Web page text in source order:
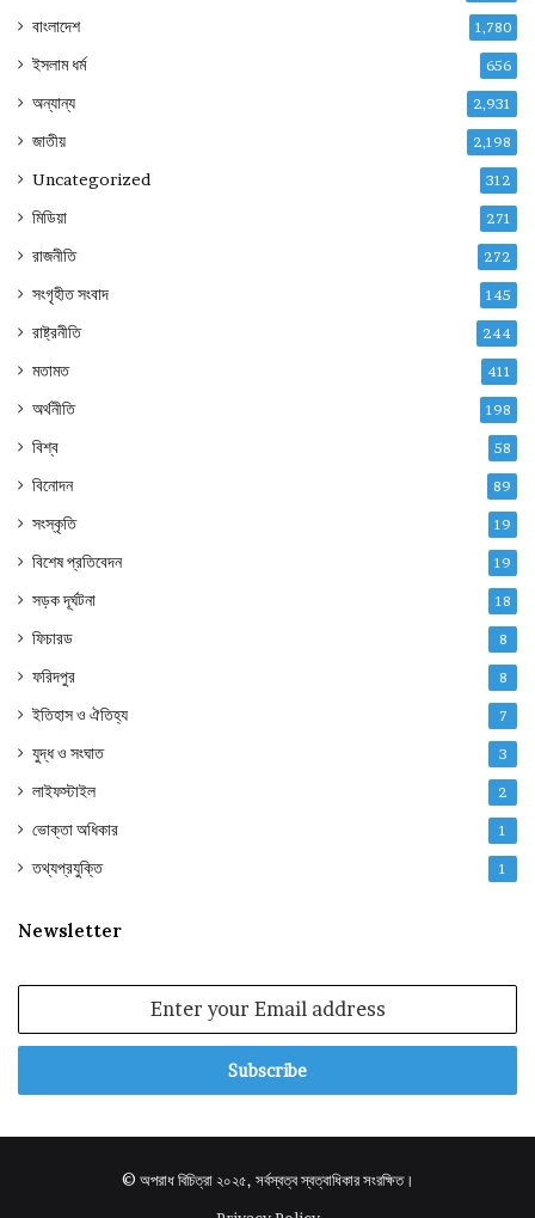
বাংলাদেশ 1,780
ইসলাম ধর্ম 656
অন্যান্য 2,931
জাতীয় 2,198
Uncategorized 312
মিডিয়া 271
রাজনীতি 272
সংগৃহীত সংবাদ 145
রাষ্ট্রনীতি 244
মতামত 411
অর্থনীতি 198
বিশ্ব 58
বিনোদন 89
সংস্কৃতি 19
বিশেষ প্রতিবেদন 19
সড়ক দূর্ঘটনা 18
ফিচারড 8
ফরিদপুর 8
ইতিহাস ও ঐতিহ্য 7
যুদ্ধ ও সংঘাত 3
লাইফস্টাইল 2
ভোক্তা অধিকার 1
তথ্যপ্রযুক্তি 1
Newsletter
Email
© অপরাধ বিচিত্রা ২০২৫, সর্বস্বত্ব স্বত্বাধিকার সংরক্ষিত।